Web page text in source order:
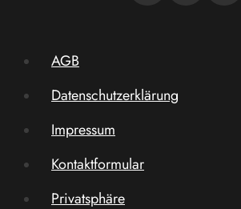
AGB
Datenschutzerklärung
Impressum
Kontaktformular
Privatsphäre